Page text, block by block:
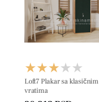
Loft7 Plakar sa klasičnim
vratima